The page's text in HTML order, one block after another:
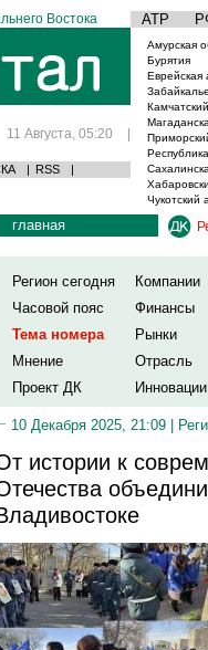
Востока АТР
11 Августа, 05:20 |
| RSS |
Амурская
Бурятия
Еврейская
Чукотский
главная
Регион сегодня
Компании
Часовой пояс
Финансы
Тема номера
Рынки
Мнение
Отрасль
Проект ДК
Инновации
10 Декабря 2025, 21:09 |
истории к